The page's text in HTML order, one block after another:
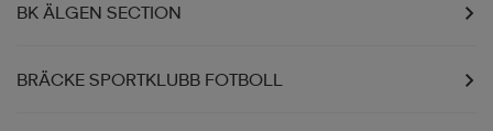
BK ÄLGEN SECTION
BRÄCKE SPORTKLUBB FOTBOLL